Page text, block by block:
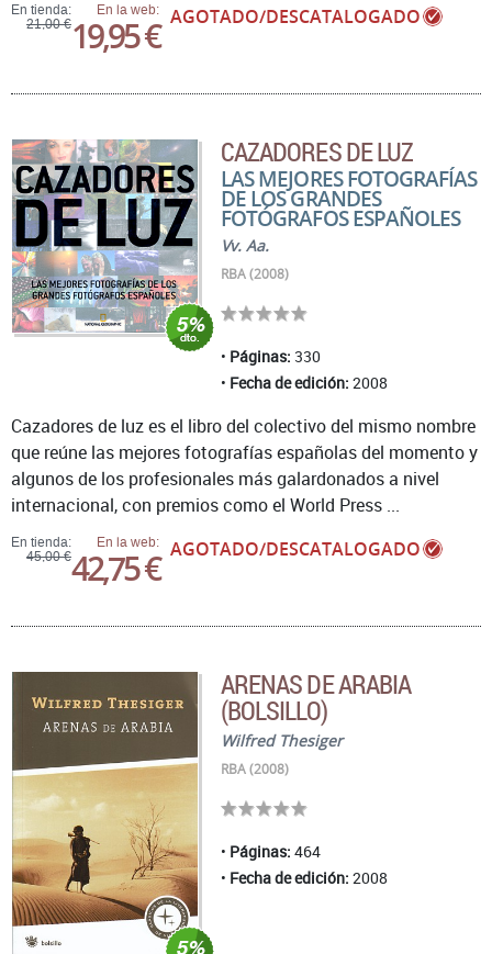
En tienda:
21,00 €
En la web:
19,95 € AGOTADO/DESCATALOGADO
CAZADORES DE LUZ
LAS MEJORES FOTOGRAFÍAS
DE LOS GRANDES
FOTÓGRAFOS ESPAÑOLES
Vv. Aa.
RBA (2008)
Páginas: 330
Fecha de edición: 2008
En tienda:
45,00 €
En la web:
42,75 € AGOTADO/DESCATALOGADO
Cazadores de luz es el libro del colectivo del mismo nombre
que reúne las mejores fotografías españolas del momento y
algunos de los profesionales más galardonados a nivel
internacional, con premios como el World Press ...
ARENAS DE ARABIA
(BOLSILLO)
Wilfred Thesiger
RBA (2008)
Páginas: 464
Fecha de edición: 2008